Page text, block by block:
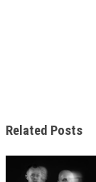
Related Posts